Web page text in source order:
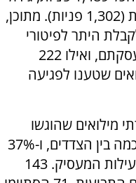
של כ-14% לעומת השנה הקודמת (1,302 פניות). מתוכן,
לקבלת היתר לפיטורי
משרתי מילואים או שינוי תנאי העסקתם, ואילו 222
שטענו לפגיעה
מילואים שהוגשו
בשנת 2025, כ-47% אושרו בהסכמה בין הצדדים, ו-37%
נומקו בסיום העסקה או צמצום פעילות המעסיק. 143